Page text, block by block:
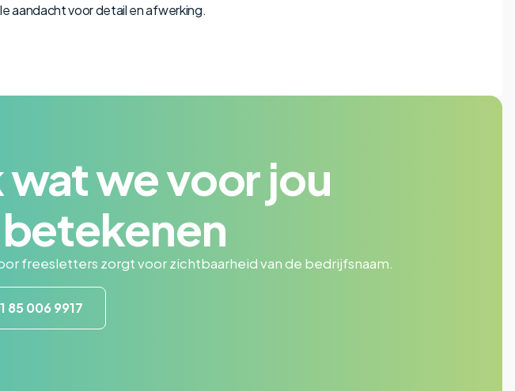
aandacht voor detail en afwerking.
we voor jou
freesletters zorgt voor zichtbaarheid van de bedrijfsnaam.
85 006 9917